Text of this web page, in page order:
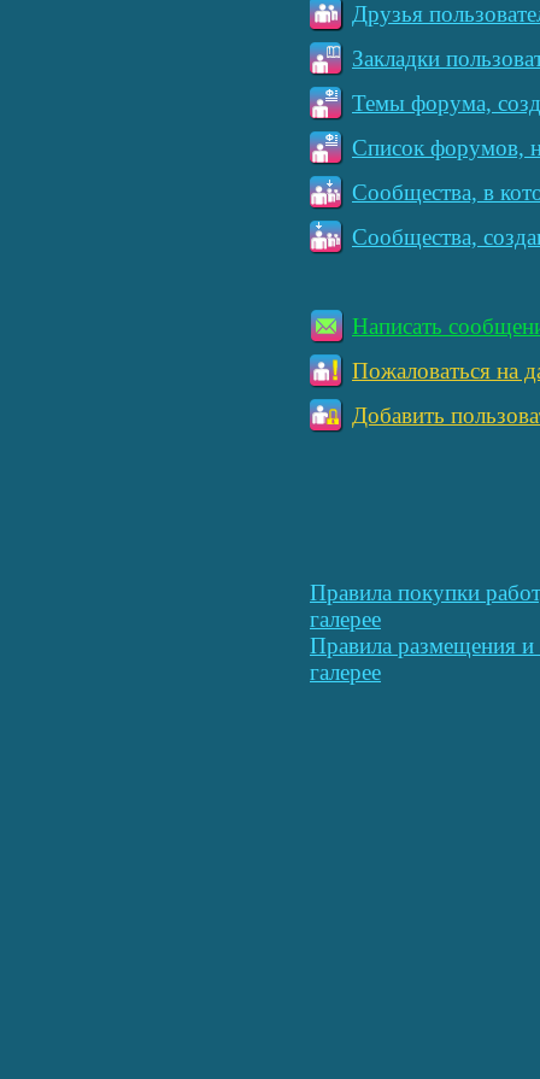
Друзья
Закладки
Темы форума,
Список форумов,
Сообщества, в
Сообщества,
Написать
Пожаловаться на
Добавить
Правила покупки
галерее
Правила размещения
галерее